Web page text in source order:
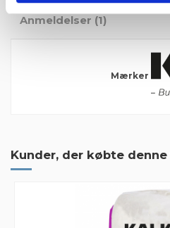
Anmeldelser (1)
Mærker
Gode priser og ikke mindst fornem
Kunder, der købte